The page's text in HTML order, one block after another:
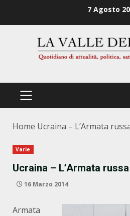
7 Agosto
PRIMÄRES
Home Ucraina – L’Armata
Varie
Ucraina – L’Armata
16 Marzo 2014
Armata